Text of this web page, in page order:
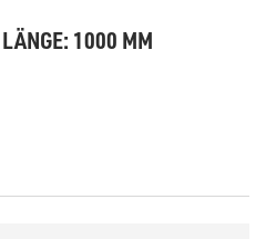
1000 MM